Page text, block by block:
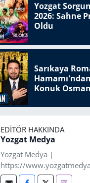
Yozgat
2026: Sahne
Oldu
Sarıkaya
Konuk
EDITÖR HAKKINDA
Yozgat Medya
Yozgat Medya |
https://